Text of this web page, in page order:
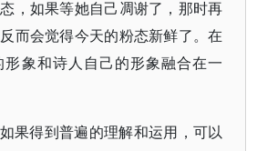
，如果等她自己凋谢了，那时再
而会觉得今天的粉态新鲜了。在
象和诗人自己的形象融合在一
果得到普遍的理解和运用，可以